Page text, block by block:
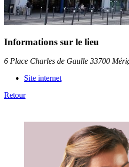
Informations sur le lieu
6 Place Charles de Gaulle 33700
Site internet
Retour